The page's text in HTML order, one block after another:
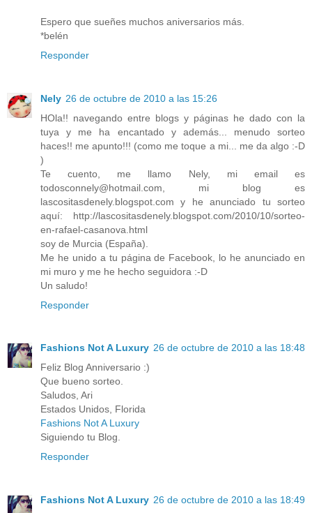
Espero que sueñes muchos aniversarios más.
*belén
Responder
Nely 26 de octubre de 2010 a las 15:26
HOla!! navegando entre blogs y páginas he dado con la
tuya y me ha encantado y además... menudo sorteo
haces!! me apunto!!! (como me toque a mi... me da algo :-D
)
Te cuento, me llamo Nely, mi email es
todosconnely@hotmail.com, mi blog es
lascositasdenely.blogspot.com y he anunciado tu sorteo
aquí: http://lascositasdenely.blogspot.com/2010/10/sorteo-
en-rafael-casanova.html
soy de Murcia (España).
Me he unido a tu página de Facebook, lo he anunciado en
mi muro y me he hecho seguidora :-D
Un saludo!
Responder
Fashions Not A Luxury 26 de octubre de 2010 a las 18:48
Feliz Blog Anniversario :)
Que bueno sorteo.
Saludos, Ari
Estados Unidos, Florida
Fashions Not A Luxury
Siguiendo tu Blog.
Responder
Fashions Not A Luxury 26 de octubre de 2010 a las 18:49